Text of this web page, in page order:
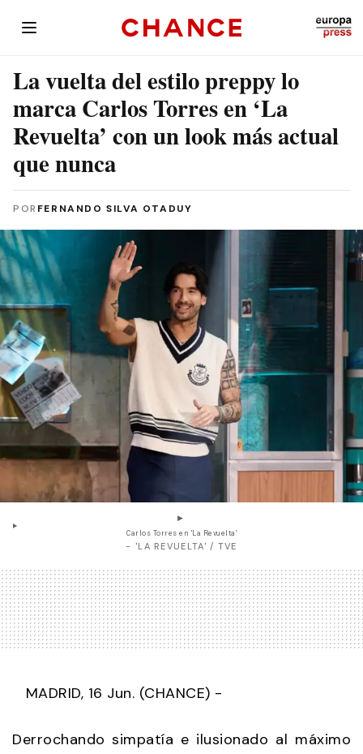
La vuelta del estilo preppy lo
marca Carlos Torres en ‘La
Revuelta’ con un look más actual
que nunca
POR FERNANDO SILVA OTADUY
Carlos Torres en 'La Revuelta'
- 'LA REVUELTA' / TVE
MADRID, 16 Jun. (CHANCE) -
Derrochando simpatía e ilusionado al máximo